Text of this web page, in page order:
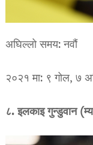
अघिल्लो समय: नवौं
२०२१ मा: ९ गोल, ७
८. इलकाइ गुन्डुवान